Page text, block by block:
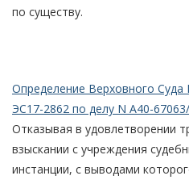
по существу.
Определение Верховного Суда
ЭС17-2862 по делу N А40-
Отказывая в удовлетворении
взыскании с учреждения
инстанции, с выводами